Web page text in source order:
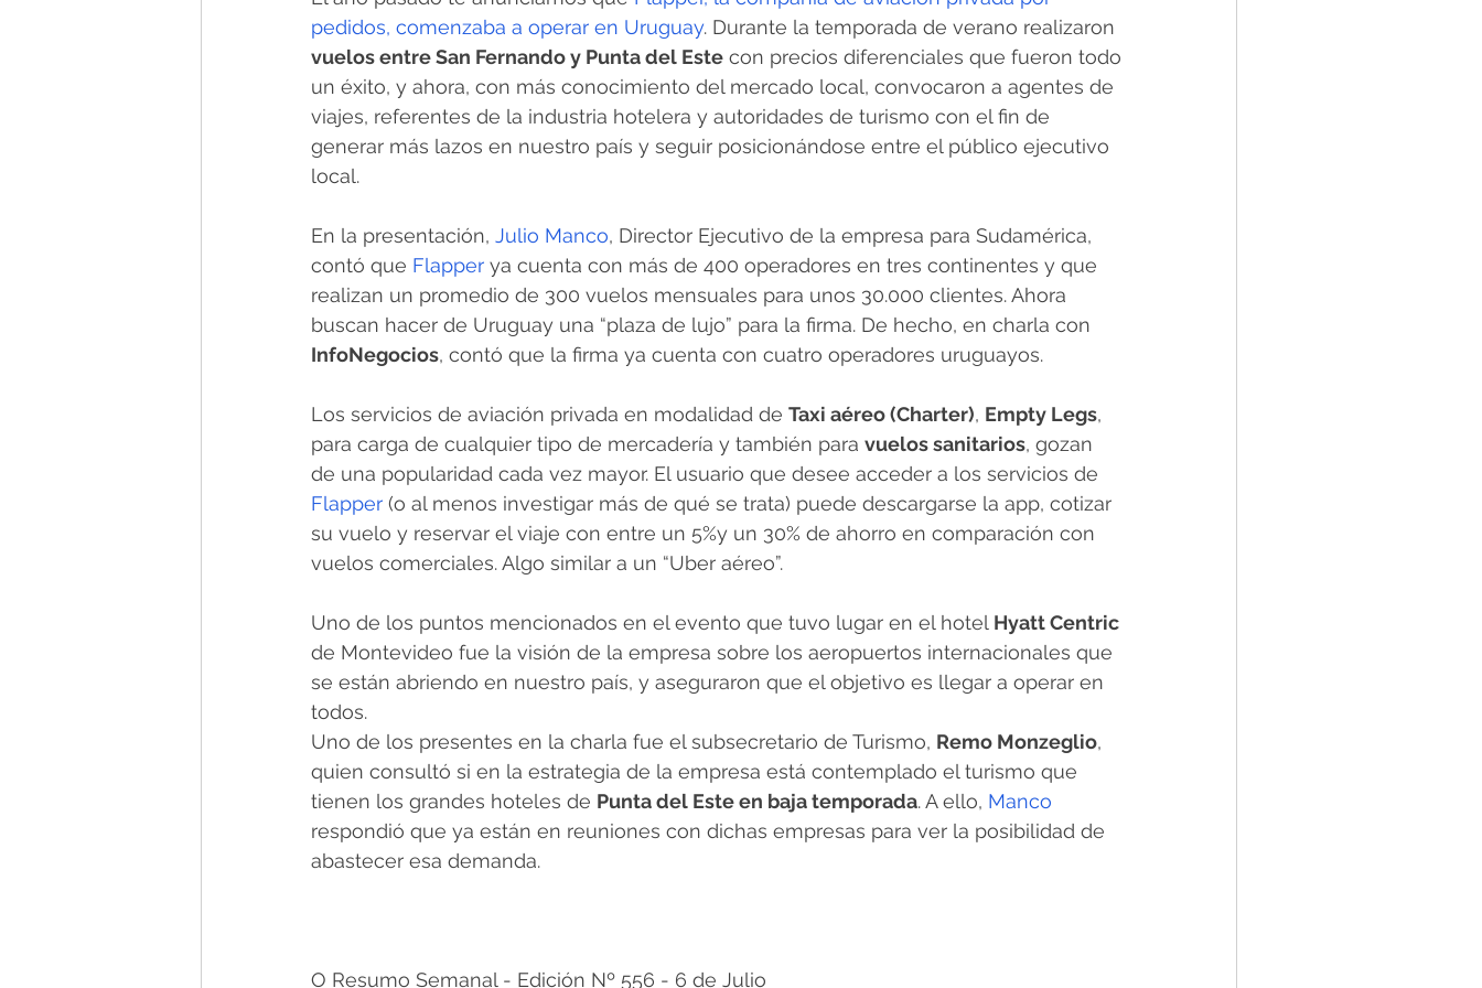
pedidos, comenzaba a operar en Uruguay. Durante la temporada de verano realizaron
vuelos entre San Fernando y Punta del Este con precios diferenciales que fueron todo
un éxito, y ahora, con más conocimiento del mercado local, convocaron a agentes de
viajes, referentes de la industria hotelera y autoridades de turismo con el fin de
generar más lazos en nuestro país y seguir posicionándose entre el público ejecutivo
local.
En la presentación, Julio Manco, Director Ejecutivo de la empresa para Sudamérica,
contó que Flapper ya cuenta con más de 400 operadores en tres continentes y que
realizan un promedio de 300 vuelos mensuales para unos 30.000 clientes. Ahora
buscan hacer de Uruguay una “plaza de lujo” para la firma. De hecho, en charla con
InfoNegocios, contó que la firma ya cuenta con cuatro operadores uruguayos.
Los servicios de aviación privada en modalidad de Taxi aéreo (Charter), Empty Legs,
para carga de cualquier tipo de mercadería y también para vuelos sanitarios, gozan
de una popularidad cada vez mayor. El usuario que desee acceder a los servicios de
Flapper (o al menos investigar más de qué se trata) puede descargarse la app, cotizar
su vuelo y reservar el viaje con entre un 5%y un 30% de ahorro en comparación con
vuelos comerciales. Algo similar a un “Uber aéreo”.
Uno de los puntos mencionados en el evento que tuvo lugar en el hotel Hyatt Centric
de Montevideo fue la visión de la empresa sobre los aeropuertos internacionales que
se están abriendo en nuestro país, y aseguraron que el objetivo es llegar a operar en
todos.
Uno de los presentes en la charla fue el subsecretario de Turismo, Remo Monzeglio,
quien consultó si en la estrategia de la empresa está contemplado el turismo que
tienen los grandes hoteles de Punta del Este en baja temporada. A ello, Manco
respondió que ya están en reuniones con dichas empresas para ver la posibilidad de
abastecer esa demanda.
O Resumo Semanal - Edición Nº 556 - 6 de Julio